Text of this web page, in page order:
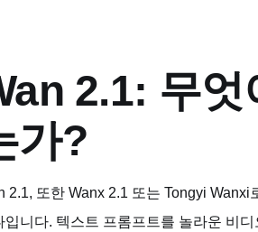
2.1: 무
가?
2.1, 또한 Wanx 2.1 또는 Tongyi
입니다. 텍스트 프롬프트를 놀라운 비